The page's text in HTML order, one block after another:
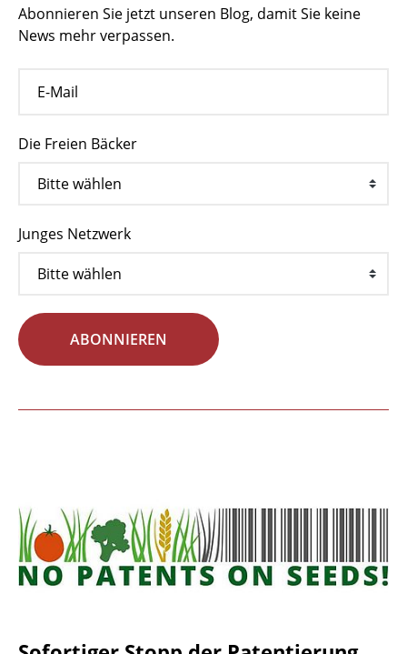
Abonnieren Sie jetzt unseren Blog, damit Sie keine
News mehr verpassen.
Die Freien Bäcker
Junges Netzwerk
ABONNIEREN